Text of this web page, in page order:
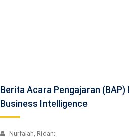
Berita Acara Pengajaran (BAP)
Business Intelligence
: Nurfalah, Ridan;